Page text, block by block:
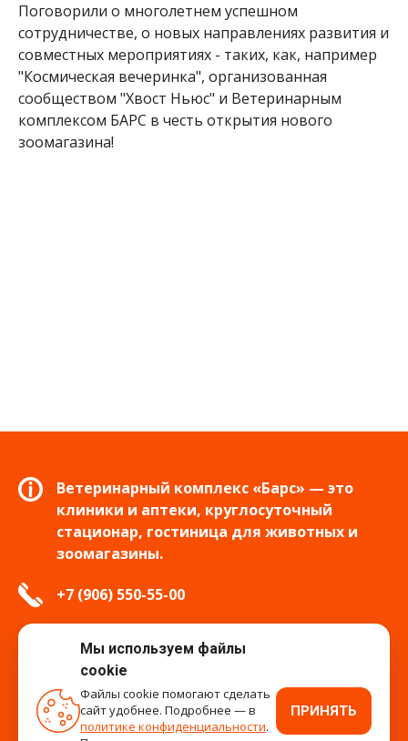
Поговорили о многолетнем успешном
сотрудничестве, о новых направлениях развития и
совместных мероприятиях - таких, как, например
"Космическая вечеринка", организованная
сообществом "Хвост Ньюс" и Ветеринарным
комплексом БАРС в честь открытия нового
зоомагазина!
Ветеринарный комплекс «Барс» — это
клиники и аптеки, круглосуточный
стационар, гостиница для животных и
зоомагазины.
+7 (906) 550-55-00
info.tver@bars-vet.ru
время работы
Мы используем файлы
cookie
Файлы cookie помогают сделать
сайт удобнее. Подробнее — в
политике конфиденциальности.
ПРИНЯТЬ